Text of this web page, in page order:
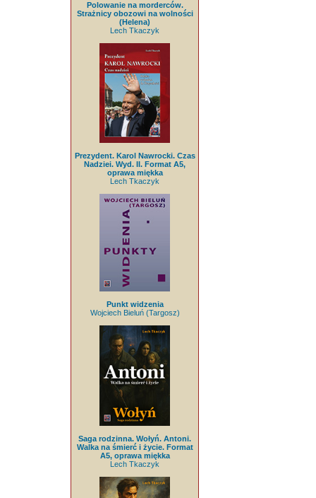
Polowanie na morderców.
Strażnicy obozowi na wolności
(Helena)
Lech Tkaczyk
Prezydent. Karol Nawrocki. Czas
Nadziei. Wyd. II. Format A5,
oprawa miękka
Lech Tkaczyk
Punkt widzenia
Wojciech Bieluń (Targosz)
Saga rodzinna. Wołyń. Antoni.
Walka na śmierć i życie. Format
A5, oprawa miękka
Lech Tkaczyk